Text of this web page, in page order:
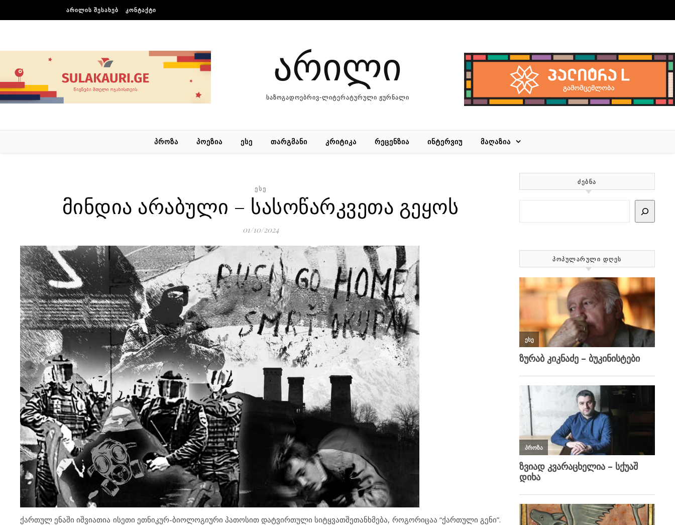
ᲐᲠᲘᲚᲘᲡ ᲨᲔᲡᲐᲮᲔᲑ ᲙᲝᲜᲢᲐᲥᲢᲘ
არილი
საზოგადოებრივ-ლიტერატურული ჟურნალი
ᲞᲠᲝᲖᲐ ᲞᲝᲔᲖᲘᲐ ᲔᲡᲔ ᲗᲐᲠᲒᲛᲐᲜᲘ ᲙᲠᲘᲢᲘᲙᲐ ᲠᲔᲪᲔᲜᲖᲘᲐ ᲘᲜᲢᲔᲠᲕᲘᲣ ᲛᲐᲦᲐᲖᲘᲐ
ᲔᲡᲔ
მინდია არაბული – სასოწარკვეთა გეყოს
01/10/2024
ქართულ ენაში იშვიათია ისეთი ეთნიკურ-ბიოლოგიური პათოსით დატვირთული სიტყვათშეთანხმება, როგორიცაა “ქართული გენი”.
ᲫᲔᲑᲜᲐ
ᲞᲝᲞᲣᲚᲐᲠᲣᲚᲘ ᲓᲦᲔᲡ